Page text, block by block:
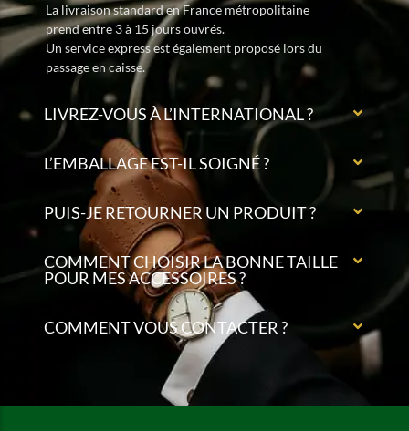
La livraison standard en France métropolitaine
prend entre 3 à 15 jours ouvrés.
Un service express est également proposé lors du
passage en caisse.
LIVREZ-VOUS À L’INTERNATIONAL ?
L’EMBALLAGE EST-IL SOIGNÉ ?
PUIS-JE RETOURNER UN PRODUIT ?
COMMENT CHOISIR LA BONNE TAILLE
POUR MES ACCESSOIRES ?
COMMENT VOUS CONTACTER ?